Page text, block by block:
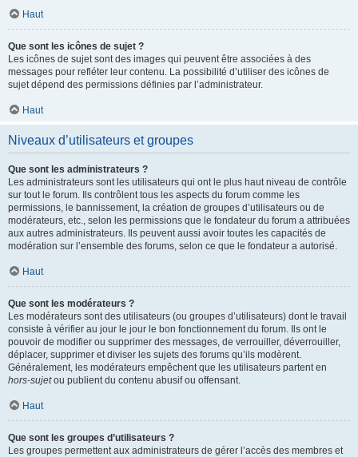
Haut
Que sont les icônes de sujet ?
Les icônes de sujet sont des images qui peuvent être associées à des
messages pour refléter leur contenu. La possibilité d’utiliser des icônes de
sujet dépend des permissions définies par l’administrateur.
Haut
Niveaux d’utilisateurs et groupes
Que sont les administrateurs ?
Les administrateurs sont les utilisateurs qui ont le plus haut niveau de contrôle
sur tout le forum. Ils contrôlent tous les aspects du forum comme les
permissions, le bannissement, la création de groupes d’utilisateurs ou de
modérateurs, etc., selon les permissions que le fondateur du forum a attribuées
aux autres administrateurs. Ils peuvent aussi avoir toutes les capacités de
modération sur l’ensemble des forums, selon ce que le fondateur a autorisé.
Haut
Que sont les modérateurs ?
Les modérateurs sont des utilisateurs (ou groupes d’utilisateurs) dont le travail
consiste à vérifier au jour le jour le bon fonctionnement du forum. Ils ont le
pouvoir de modifier ou supprimer des messages, de verrouiller, déverrouiller,
déplacer, supprimer et diviser les sujets des forums qu’ils modèrent.
Généralement, les modérateurs empêchent que les utilisateurs partent en
hors-sujetou publient du contenu abusif ou offensant.
Haut
Que sont les groupes d’utilisateurs ?
Les groupes permettent aux administrateurs de gérer l’accès des membres et